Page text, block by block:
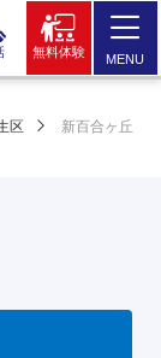
無料体験 MENU
区
新百合ヶ丘